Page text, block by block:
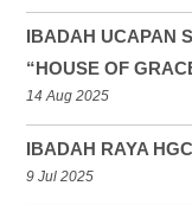
IBADAH UCAPAN
“HOUSE OF
14 Aug 2025
IBADAH RAYA
9 Jul 2025